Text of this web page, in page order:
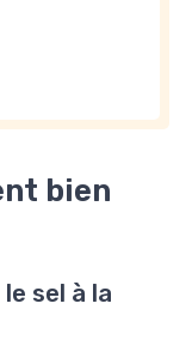
bien
sel à la